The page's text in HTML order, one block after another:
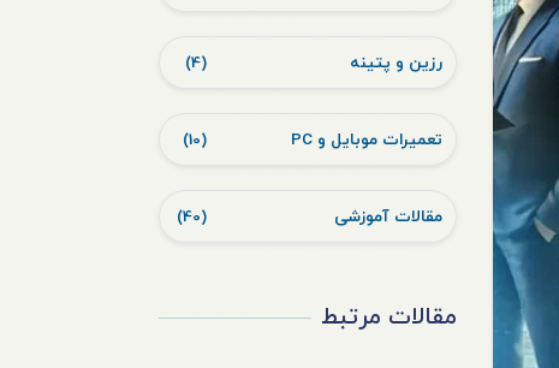
رزین و پتینه (4)
تعمیرات موبایل و PC (10)
مقالات آموزشی (40)
مقالات مرتبط